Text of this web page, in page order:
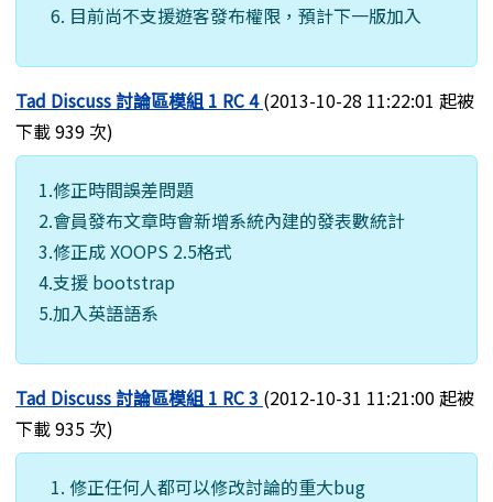
目前尚不支援遊客發布權限，預計下一版加入
Tad Discuss 討論區模組 1 RC 4(2013-10-28 11:22:01 起被
下載 939 次)
1.修正時間誤差問題
2.會員發布文章時會新增系統內建的發表數統計
3.修正成 XOOPS 2.5格式
4.支援 bootstrap
5.加入英語語系
Tad Discuss 討論區模組 1 RC 3 (2012-10-31 11:21:00 起被
下載 935 次)
修正任何人都可以修改討論的重大bug